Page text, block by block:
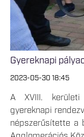
Gyereknapi
2023-05-30 18:45
A XVIII. kerületi
gyereknapi
népszerűsítette a